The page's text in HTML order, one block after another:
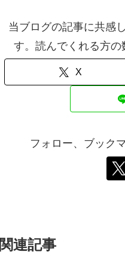
当ブログの記事に共感
す。読んでくれる方の
X
フォロー、ブック
関連記事